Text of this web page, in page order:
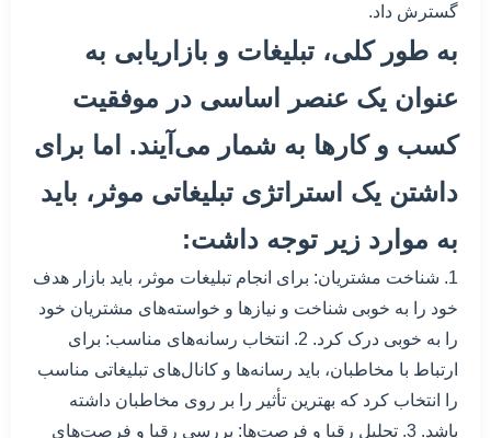
گسترش داد.
به طور کلی، تبلیغات و بازاریابی به
عنوان یک عنصر اساسی در موفقیت
کسب و کارها به شمار می‌آیند. اما برای
داشتن یک استراتژی تبلیغاتی موثر، باید
به موارد زیر توجه داشت:
1. شناخت مشتریان: برای انجام تبلیغات موثر، باید بازار هدف
خود را به خوبی شناخت و نیازها و خواسته‌های مشتریان خود
را به خوبی درک کرد. 2. انتخاب رسانه‌های مناسب: برای
ارتباط با مخاطبان، باید رسانه‌ها و کانال‌های تبلیغاتی مناسب
را انتخاب کرد که بهترین تأثیر را بر روی مخاطبان داشته
باشد. 3. تحلیل رقبا و فرصت‌ها: بررسی رقبا و فرصت‌های